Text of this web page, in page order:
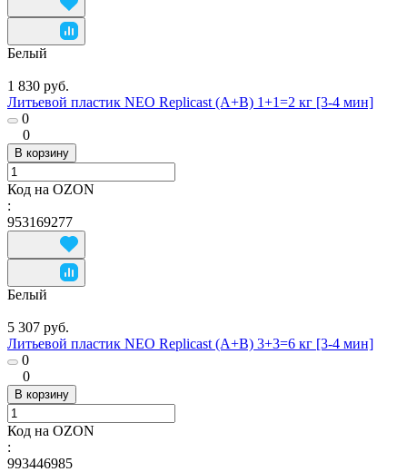
Белый
1 830 руб.
Литьевой пластик NEO Replicast (А+В) 1+1=2 кг [3-4 мин]
0
0
В корзину
Код на OZON
:
953169277
Белый
5 307 руб.
Литьевой пластик NEO Replicast (А+В) 3+3=6 кг [3-4 мин]
0
0
В корзину
Код на OZON
:
993446985